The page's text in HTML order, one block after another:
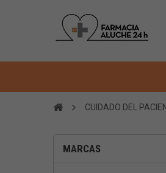
CUIDADO DEL
MARCAS